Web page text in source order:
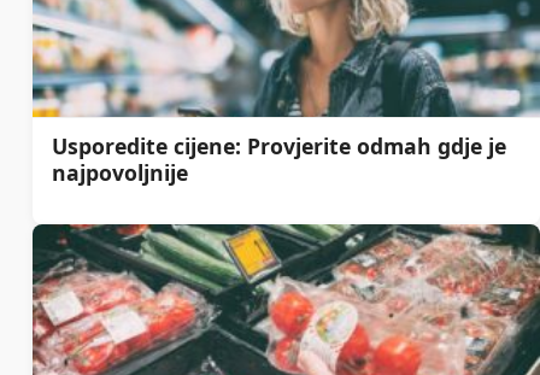
Usporedite cijene: Provjerite odmah gdje je
najpovoljnije